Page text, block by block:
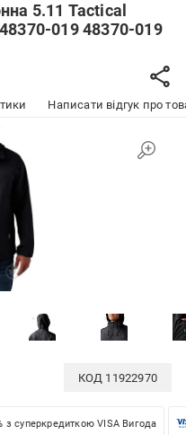
5.11 Tactical
019 48370-019
Написати відгук про
КОД 11922970
з суперкредиткою VISA Вигода